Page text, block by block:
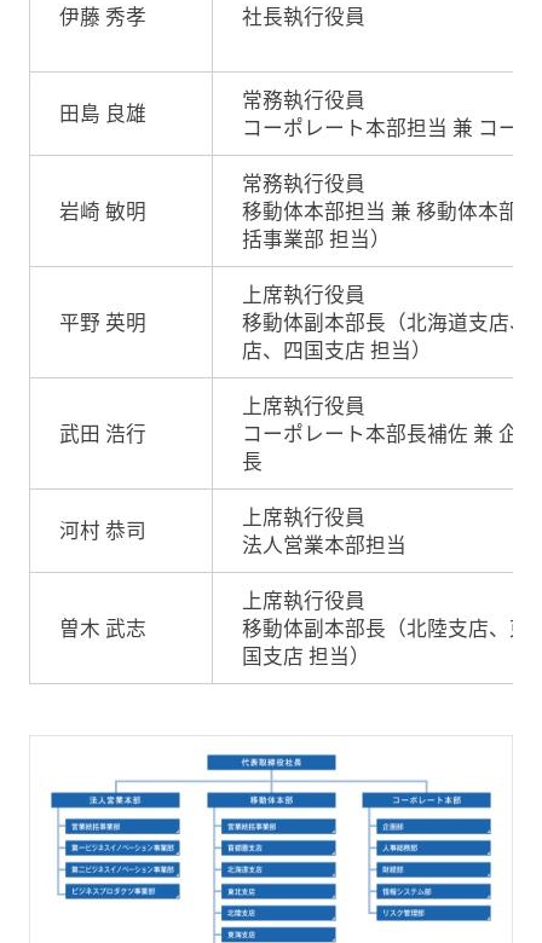
伊藤 秀孝 社長執行役員
田島 良雄
常務執行役員
コーポレート本部担当 兼 コー
岩崎 敏明
常務執行役員
移動体本部担当 兼 移動体本部
括事業部 担当）
平野 英明
上席執行役員
移動体副本部長（北海道支店、
店、四国支店 担当）
武田 浩行
上席執行役員
コーポレート本部長補佐 兼 企
長
河村 恭司
上席執行役員
法人営業本部担当
曽木 武志
上席執行役員
移動体副本部長（北陸支店、東
国支店 担当）